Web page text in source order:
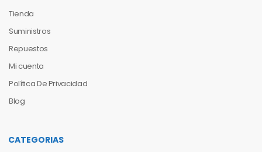
Tienda
Suministros
Repuestos
Mi cuenta
Política De Privacidad
Blog
CATEGORIAS